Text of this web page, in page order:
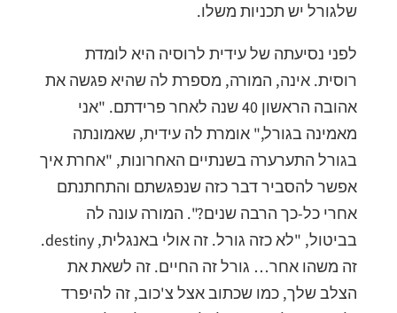
שלגורל יש תכניות משלו.
לפני נסיעתה של עידית לרוסיה היא לומדת
רוסית. אינה, המורה, מספרת לה שהיא פגשה את
אהובה הראשון 40 שנה לאחר פרידתם. "אני
מאמינה בגורל," אומרת לה עידית, שאמונתה
בגורל התערערה בשנתיים האחרונות, "אחרת איך
אפשר להסביר דבר כזה שנפגשתם והתחתנתם
אחרי כל-כך הרבה שנים?". המורה עונה לה
בביטול, "לא כזה גורל. זה אולי באנגלית, destiny.
זה משהו אחר… גורל זה החיים. זה לשאת את
הצלב שלך, כמו שכתוב אצל צ'כוב, זה להיפרד